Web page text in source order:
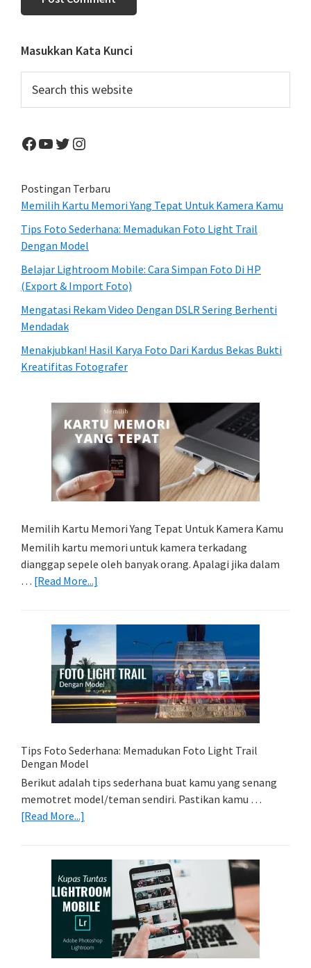
Primary
Sidebar
Masukkan Kata Kunci
this
Facebook
YouTube
Twitter
Instagram
Postingan Terbaru
Memilih Kartu Memori Yang Tepat Untuk Kamera Kamu
Tips Foto Sederhana: Memadukan Foto Light Trail
Dengan Model
Belajar Lightroom Mobile: Cara Simpan Foto Di HP
(Export & Import Foto)
Mengatasi Rekam Video Dengan DSLR Sering Berhenti
Mendadak
Menakjubkan! Hasil Karya Foto Dari Kardus Bekas Bukti
Kreatifitas Fotografer
Memilih Kartu Memori Yang Tepat Untuk Kamera Kamu
Memilih kartu memori untuk kamera terkadang
dianggap sepele oleh banyak orang. Apalagi jika dalam
… [Read More...]
Memori
Tepat
Untuk
Kamera
Kamu
Tips Foto Sederhana: Memadukan Foto Light Trail
Dengan Model
Berikut adalah tips sederhana buat kamu yang senang
memotret model/teman sendiri. Pastikan kamu …
[Read More...]
Sederhana:
Memadukan
Foto
Light
Trail
Dengan